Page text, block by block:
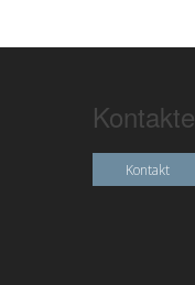
Kontakte
Kontakt